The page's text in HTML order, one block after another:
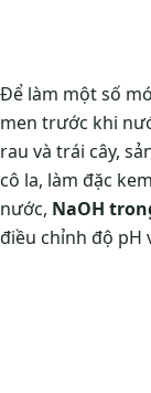
Để làm một số
men trước khi
rau và trái cây,
cô la, làm đặc
nước, NaOH
điều chỉnh độ pH